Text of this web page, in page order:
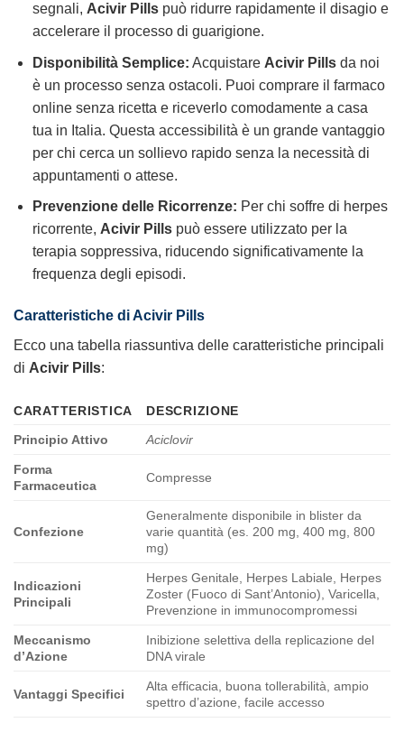
segnali, Acivir Pillspuò ridurre rapidamente il disagio e
accelerare il processo di guarigione.
Disponibilità Semplice: Acquistare Acivir Pillsda noi
è un processo senza ostacoli. Puoi comprare il farmaco
online senza ricetta e riceverlo comodamente a casa
tua in Italia. Questa accessibilità è un grande vantaggio
per chi cerca un sollievo rapido senza la necessità di
appuntamenti o attese.
Prevenzione delle Ricorrenze: Per chi soffre di herpes
ricorrente, Acivir Pillspuò essere utilizzato per la
terapia soppressiva, riducendo significativamente la
frequenza degli episodi.
Caratteristiche di Acivir Pills
Ecco una tabella riassuntiva delle caratteristiche principali
di Acivir Pills:
CARATTERISTICA
DESCRIZIONE
Principio Attivo
Aciclovir
Forma
Farmaceutica
Compresse
Confezione
Generalmente disponibile in blister da
varie quantità (es. 200 mg, 400 mg, 800
mg)
Indicazioni
Principali
Herpes Genitale, Herpes Labiale, Herpes
Zoster (Fuoco di Sant’Antonio), Varicella,
Prevenzione in immunocompromessi
Meccanismo
d’Azione
Inibizione selettiva della replicazione del
DNA virale
Vantaggi Specifici
Alta efficacia, buona tollerabilità, ampio
spettro d’azione, facile accesso